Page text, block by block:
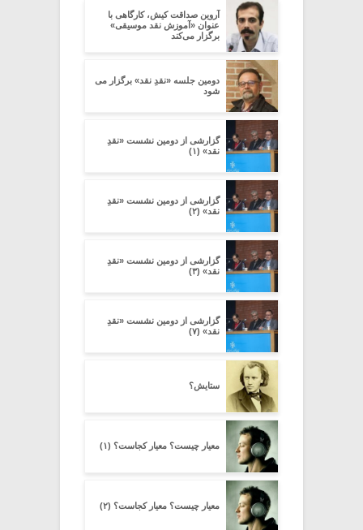
آروین صداقت کیش، کارگاهی با
عنوان «آموزش نقد موسیقی»
برگزار می‌کند
دومین جلسه «نقدِ نقد» برگزار می
شود
گزارشی از دومین نشست «نقدِ
نقد» (۱)
گزارشی از دومین نشست «نقدِ
نقد» (۲)
گزارشی از دومین نشست «نقدِ
نقد» (۳)
گزارشی از دومین نشست «نقدِ
نقد» (۷)
ستایش؟
معیار چیست؟ معیار کجاست؟ (۱)
معیار چیست؟ معیار کجاست؟ (۲)